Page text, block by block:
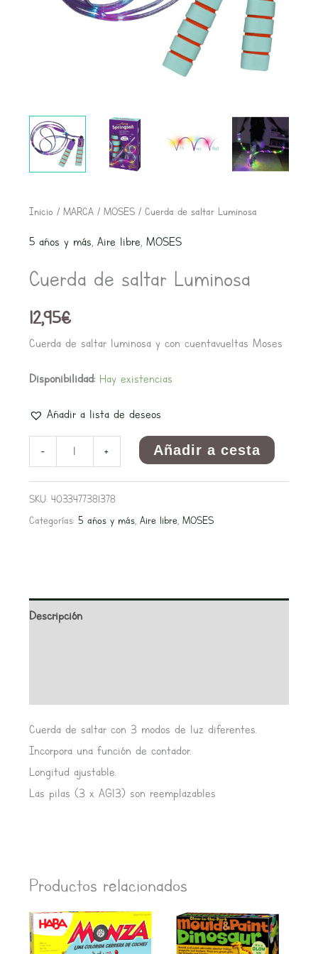
Inicio / MARCA/ MOSES/ Cuerda de saltar Luminosa
5 años y más, Aire libre, MOSES
Cuerda de saltar Luminosa
12,95€
Cuerda de saltar luminosa y con cuentavueltas Moses
Disponibilidad: Hay existencias
Añadir a lista de deseos
-
Cuerda
Luminosa
+ Añadir a cesta
SKU: 4033477381378
Categorías: 5 años y más, Aire libre, MOSES
Descripción
Cuerda de saltar con 3 modos de luz diferentes.
Incorpora una función de contador.
Longitud ajustable.
Las pilas (3 x AG13) son reemplazables
Productos relacionados